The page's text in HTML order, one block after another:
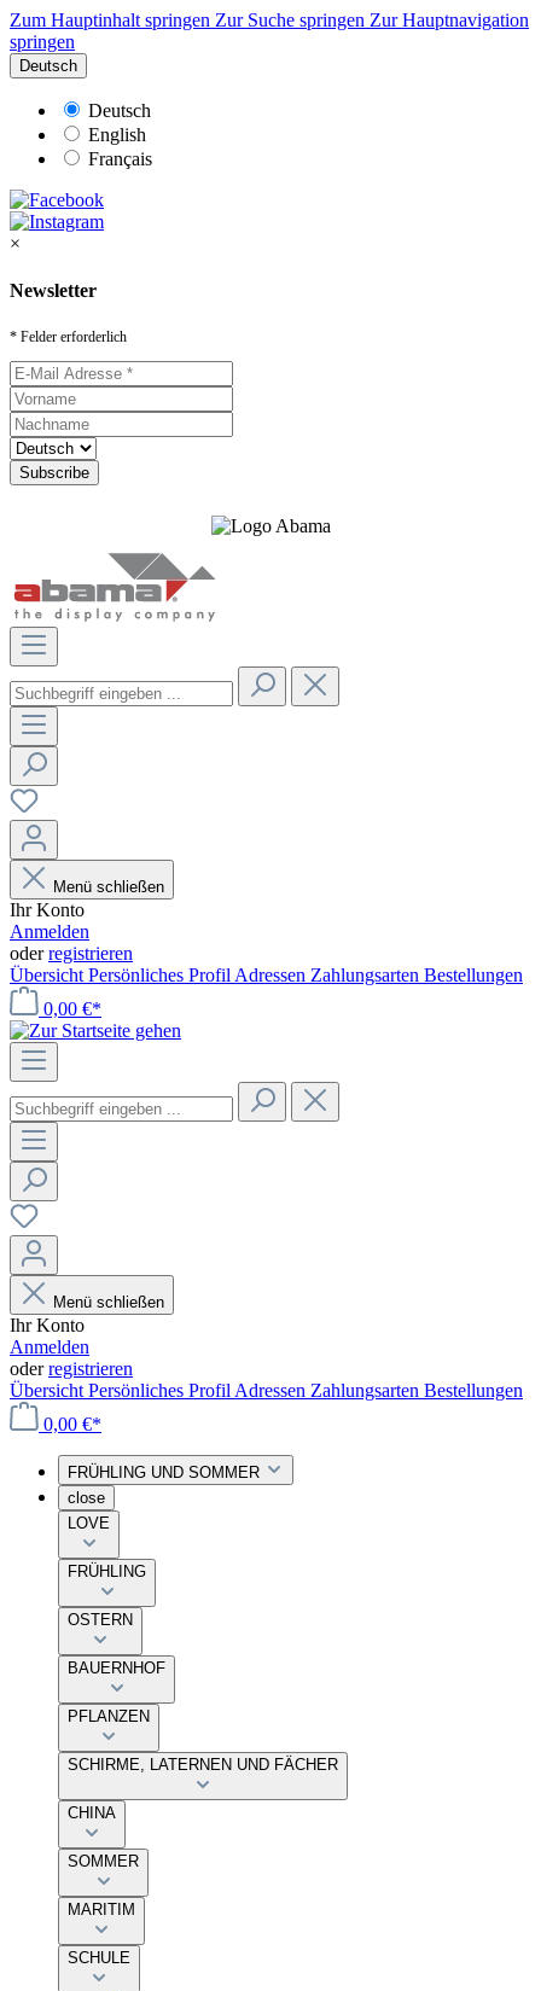
Zum Hauptinhalt springen Zur Suche springen Zur Hauptnavigation
springen
Deutsch
Deutsch
English
Français
×
Newsletter
* Felder erforderlich
Menü schließen
Ihr Konto
Anmelden
oderregistrieren
Übersicht Persönliches Profil Adressen Zahlungsarten Bestellungen
0,00 €*
Menü schließen
Ihr Konto
Anmelden
oderregistrieren
Übersicht Persönliches Profil Adressen Zahlungsarten Bestellungen
0,00 €*
FRÜHLING UND SOMMER
close
LOVE
FRÜHLING
OSTERN
BAUERNHOF
PFLANZEN
SCHIRME, LATERNEN UND FÄCHER
CHINA
SOMMER
MARITIM
SCHULE